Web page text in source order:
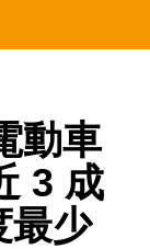
動車
3 成
最少